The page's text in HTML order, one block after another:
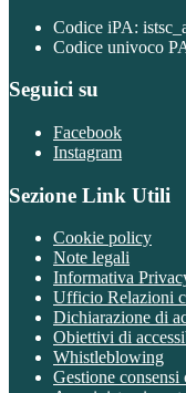
Codice iPA:
Codice univoco
Seguici su
Facebook
Instagram
Sezione Link Utili
Cookie policy
Note legali
Informativa
Ufficio Relazioni
Dichiarazione di
Obiettivi di
Whistleblowing
Gestione consensi